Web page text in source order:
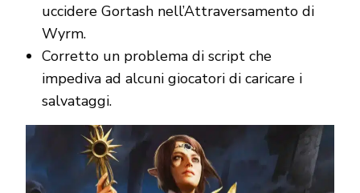
uccidere Gortash nell’Attraversamento di
Wyrm.
Corretto un problema di script che
impediva ad alcuni giocatori di caricare i
salvataggi.